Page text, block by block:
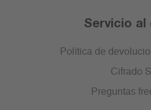
Servicio al
Política de
Cifrado
Preguntas